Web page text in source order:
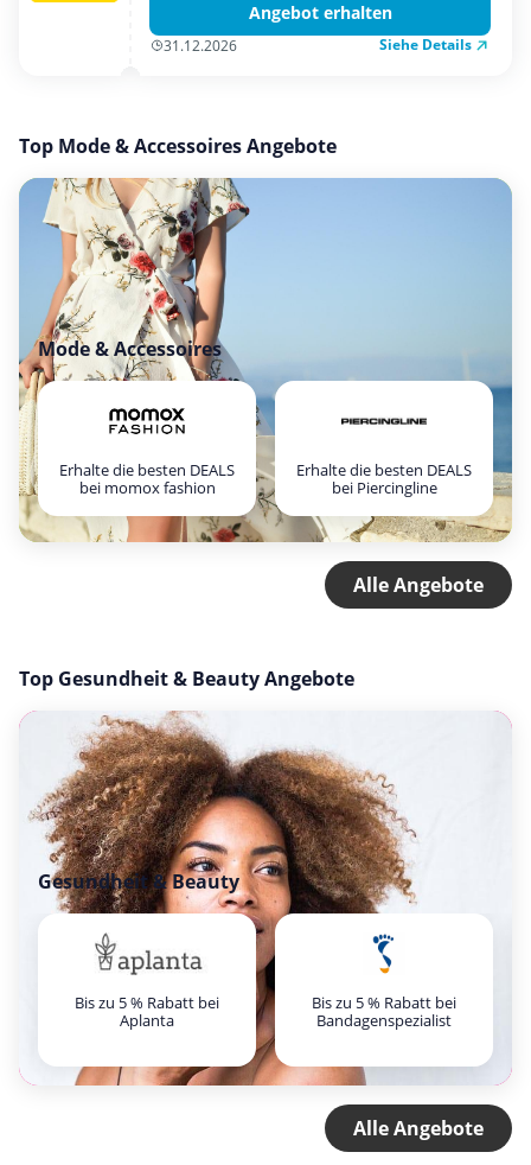
Angebot erhalten
31.12.2026 Siehe Details
Top Mode & Accessoires Angebote
Mode & Accessoires
Erhalte die besten DEALS
bei momox fashion
Erhalte die besten DEALS
bei Piercingline
Alle Angebote
Top Gesundheit & Beauty Angebote
Gesundheit & Beauty
Bis zu 5 % Rabatt bei
Aplanta
Bis zu 5 % Rabatt bei
Bandagenspezialist
Alle Angebote